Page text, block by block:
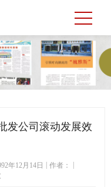
发公司滚动发展效
年12月14日 作者：